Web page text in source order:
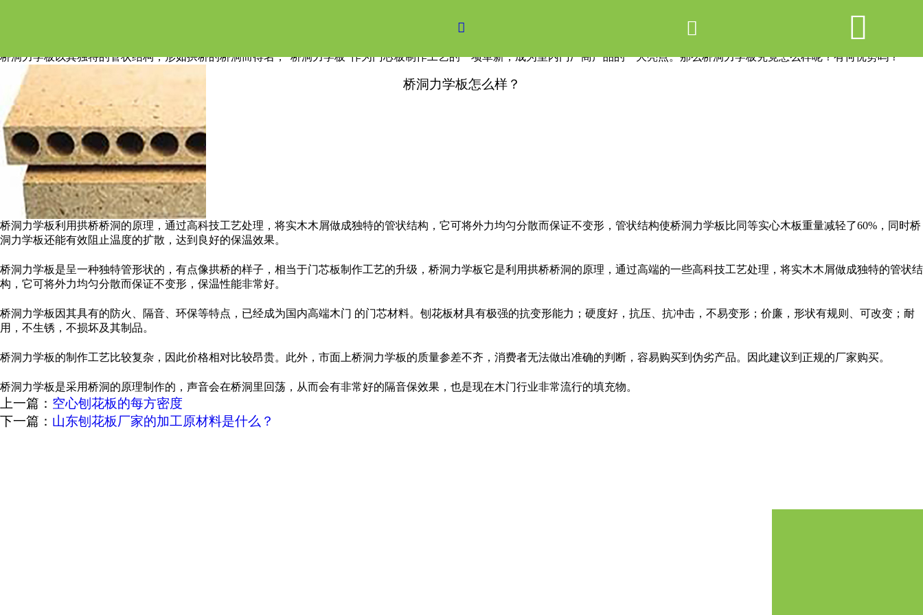
网站首页

桥洞力学板怎么样？
 
桥洞力学板以其独特的管状结构，形如拱桥的桥洞而得名，“桥洞力学板”作为门芯板制作工艺的一项革新，成为室内门厂商产品的一大亮点。那么桥洞力学板究竟怎么样呢？有何优势吗？
桥洞力学板利用拱桥桥洞的原理，通过高科技工艺处理，将实木木屑做成独特的管状结构，它可将外力均匀分散而保证不变形，管状结构使桥洞力学板比同等实心木板重量减轻了60%，同时桥
洞力学板还能有效阻止温度的扩散，达到良好的保温效果。
桥洞力学板是呈一种独特管形状的，有点像拱桥的样子，相当于门芯板制作工艺的升级，桥洞力学板它是利用拱桥桥洞的原理，通过高端的一些高科技工艺处理，将实木木屑做成独特的管状结
构，它可将外力均匀分散而保证不变形，保温性能非常好。
桥洞力学板因其具有的防火、隔音、环保等特点，已经成为国内高端木门 的门芯材料。刨花板材具有极强的抗变形能力；硬度好，抗压、抗冲击，不易变形；价廉，形状有规则、可改变；耐
用，不生锈，不损坏及其制品。
桥洞力学板的制作工艺比较复杂，因此价格相对比较昂贵。此外，市面上桥洞力学板的质量参差不齐，消费者无法做出准确的判断，容易购买到伪劣产品。因此建议到正规的厂家购买。
桥洞力学板是采用桥洞的原理制作的，声音会在桥洞里回荡，从而会有非常好的隔音保效果，也是现在木门行业非常流行的填充物。
上一篇： 空心刨花板的每方密度
下一篇： 山东刨花板厂家的加工原材料是什么？